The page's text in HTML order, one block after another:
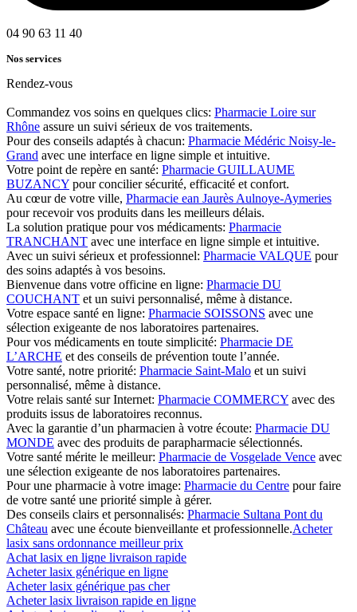
04 90 63 11 40
Nos services
Rendez-vous
Commandez vos soins en quelques clics: Pharmacie Loire sur
Rhône assure un suivi sérieux de vos traitements.
Pour des conseils adaptés à chacun: Pharmacie Médéric Noisy-le-
Grand avec une interface en ligne simple et intuitive.
Votre point de repère en santé: Pharmacie GUILLAUME
BUZANCY pour concilier sécurité, efficacité et confort.
Au cœur de votre ville, Pharmacie ean Jaurès Aulnoye-Aymeries
pour recevoir vos produits dans les meilleurs délais.
La solution pratique pour vos médicaments: Pharmacie
TRANCHANT avec une interface en ligne simple et intuitive.
Avec un suivi sérieux et professionnel: Pharmacie VALQUE pour
des soins adaptés à vos besoins.
Bienvenue dans votre officine en ligne: Pharmacie DU
COUCHANT et un suivi personnalisé, même à distance.
Votre espace santé en ligne: Pharmacie SOISSONS avec une
sélection exigeante de nos laboratoires partenaires.
Pour vos médicaments en toute simplicité: Pharmacie DE
L’ARCHE et des conseils de prévention toute l’année.
Votre santé, notre priorité: Pharmacie Saint-Malo et un suivi
personnalisé, même à distance.
Votre relais santé sur Internet: Pharmacie COMMERCY avec des
produits issus de laboratoires reconnus.
Avec la garantie d’un pharmacien à votre écoute: Pharmacie DU
MONDE avec des produits de parapharmacie sélectionnés.
Votre santé mérite le meilleur: Pharmacie de Vosgelade Vence avec
une sélection exigeante de nos laboratoires partenaires.
Pour une pharmacie à votre image: Pharmacie du Centre pour faire
de votre santé une priorité simple à gérer.
Des conseils clairs et personnalisés: Pharmacie Sultana Pont du
Château avec une écoute bienveillante et professionnelle.Acheter
lasix sans ordonnance meilleur prix
Achat lasix en ligne livraison rapide
Acheter lasix générique en ligne
Acheter lasix générique pas cher
Acheter lasix livraison rapide en ligne